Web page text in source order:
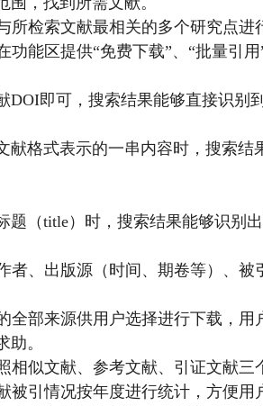
所检索文献最相关的多个研究点进
能区提供“免费下载”、“批量引用
DOI即可，搜索结果能够直接识别
献格式表示的一串内容时，搜索结
题（title）时，搜索结果能够识别
者、出版源（时间、期卷等）、
全部来源供用户选择进行下载，
助。
相似文献、参考文献、引证文献三
被引情况按年度进行统计，方便用